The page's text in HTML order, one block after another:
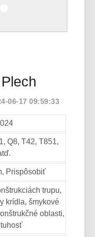
06-17 09:59:33
Q8, T42, T851,
Prispôsobiť
trupu,
krídla, šmykové
oblasti,